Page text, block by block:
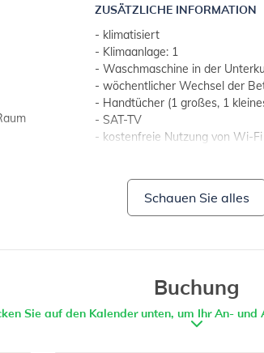
ZUSÄTZLICHE INFORMATION
- klimatisiert
- Klimaanlage: 1
- Waschmaschine in der
- wöchentlicher Wechsel der
- Handtücher (1 großes, 1
- SAT-TV
- kostenfreie Nutzung von Wi-Fi
BADEZIMMER 1
- badezimmer mit toilette
- bidet
Schauen Sie alles
Buchung
Sie auf den Kalender unten, um Ihr An-